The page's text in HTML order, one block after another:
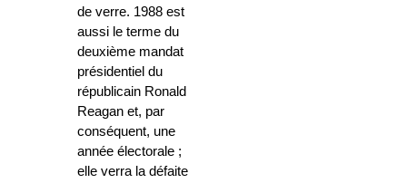
de verre. 1988 est
aussi le terme du
deuxième mandat
présidentiel du
républicain Ronald
Reagan et, par
conséquent, une
année électorale ;
elle verra la défaite